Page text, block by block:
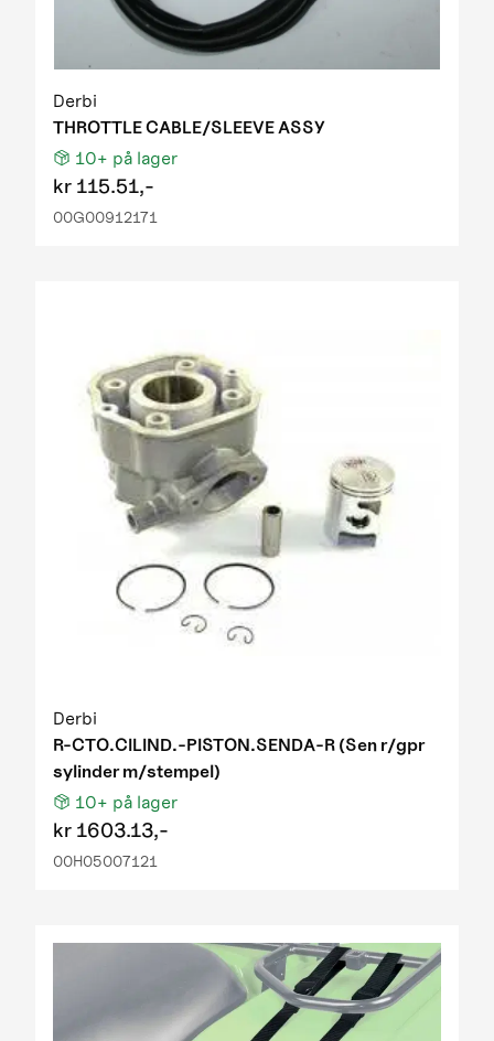
Derbi
THROTTLE CABLE/SLEEVE ASSY
10+ på lager
kr 115.51,-
00G00912171
Derbi
R-CTO.CILIND.-PISTON.SENDA-R (Sen r/gpr
sylinder m/stempel)
10+ på lager
kr 1603.13,-
00H05007121